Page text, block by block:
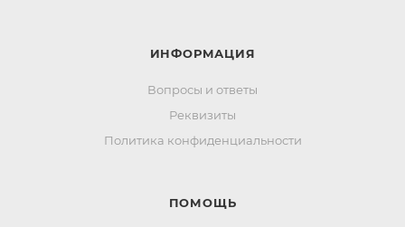
ИНФОРМАЦИЯ
Вопросы и ответы
Реквизиты
Политика конфиденциальности
ПОМОЩЬ